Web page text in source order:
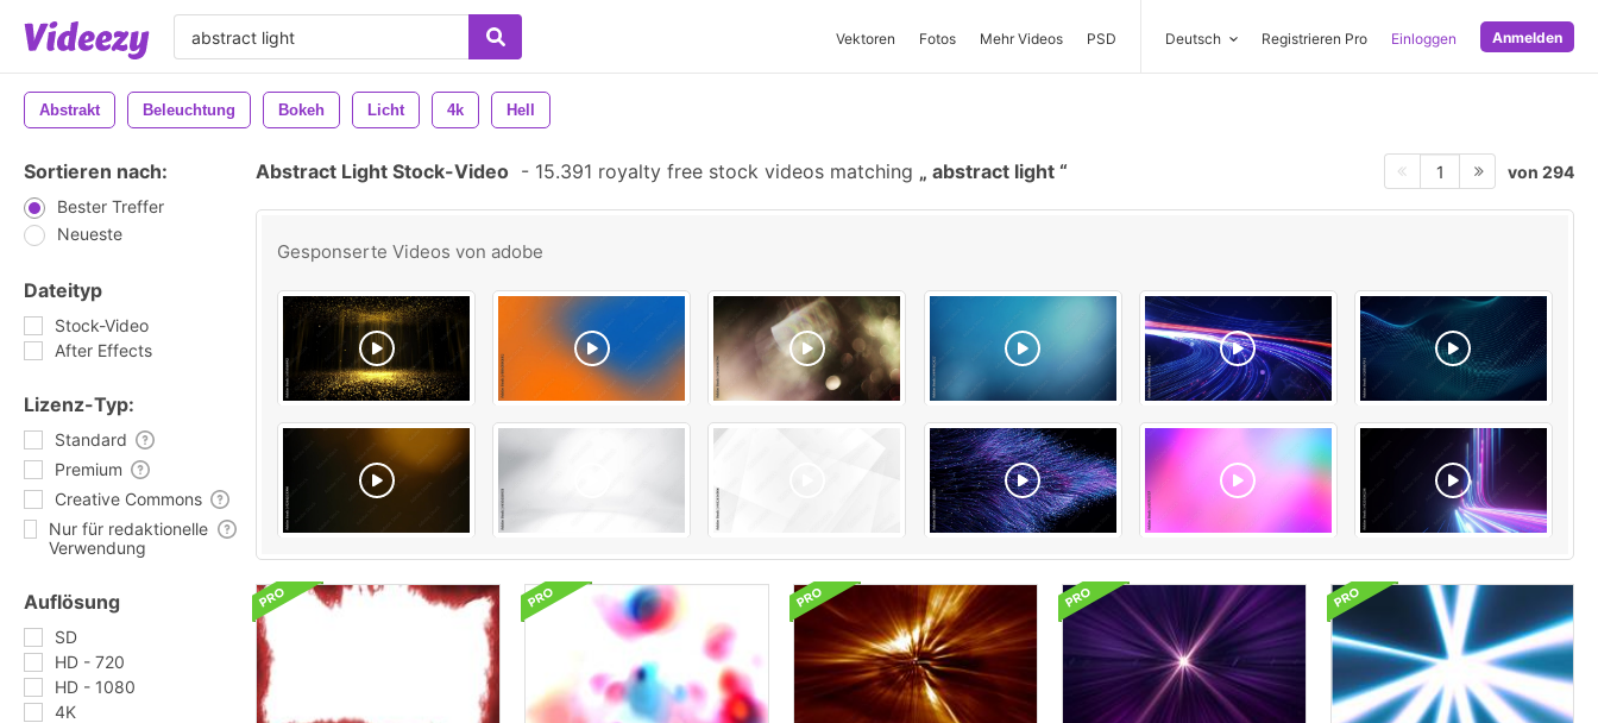
Vektoren Fotos Mehr Videos PSD Deutsch Registrieren Pro Einloggen Anmelden
Abstrakt Beleuchtung Bokeh Licht 4k Hell
Sortieren nach:
Bester Treffer
Neueste
Dateityp
Stock-Video
After Effects
Lizenz-Typ:
Standard
Premium
Creative Commons
Nur für redaktionelle
Verwendung
Auflösung
SD
HD - 720
HD - 1080
4K
Abstract Light Stock-Video - 15.391 royalty free stock videos matching abstract light 1 von 294
Gesponserte Videos von adobe